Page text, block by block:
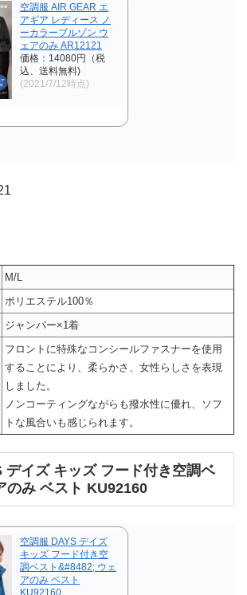
空調服 AIR GEAR エ
アギア レディース ノ
ーカラーブルゾン ウ
ェアのみ AR12121
価格：14080円（税
込、送料無料)
(2021/7/12時点)
M/L
ポリエステル100％
ジャンパー×1着
フロントに特殊なコンシールファスナーを使用
することにより、柔らかさ、女性らしさを表現
しました。
ノンコーティングながらも撥水性に優れ、ソフ
トな風合いも感じられます。
デイズ キッズ フード付き空調ベ
み ベスト KU92160
空調服 DAYS デイズ
キッズ フード付き空
調ベスト&#8482; ウェ
アのみ ベスト